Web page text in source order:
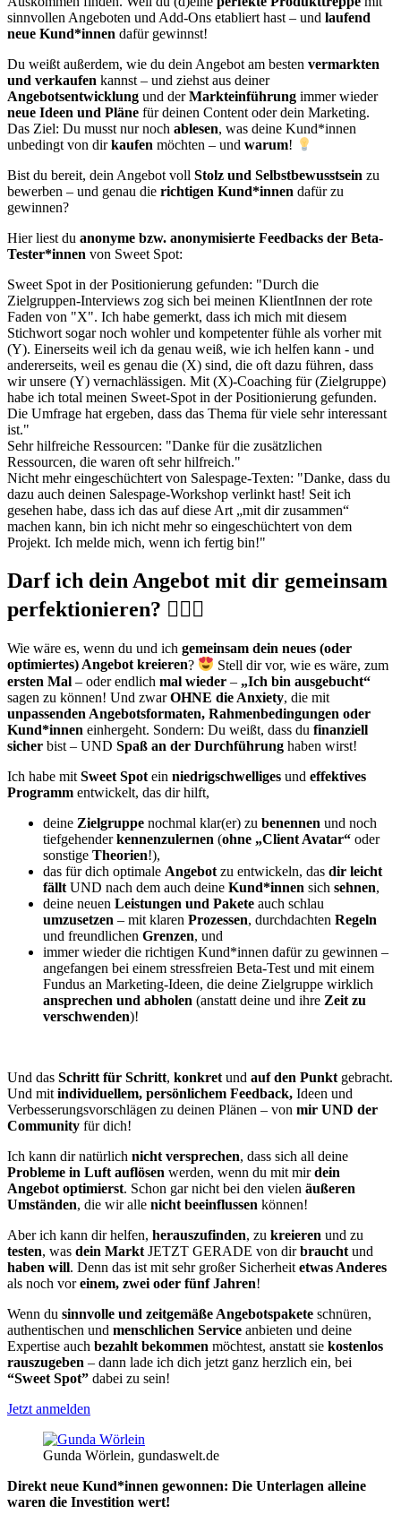
sinnvollen Angeboten und Add-Ons etabliert hast – und laufend
neue Kund*innen dafür gewinnst!
Du weißt außerdem, wie du dein Angebot am besten vermarkten
und verkaufen kannst – und ziehst aus deiner
Angebotsentwicklung und derMarkteinführung immer wieder
neue Ideen und Pläne für deinen Content oder dein Marketing.
Das Ziel: Du musst nur noch ablesen, was deine Kund*innen
unbedingt von dirkaufen möchten – und warum!
Bist du bereit, dein Angebot voll Stolz und Selbstbewusstsein zu
bewerben – und genau die richtigen Kund*innen dafür zu
gewinnen?
Hier liest du anonyme bzw. anonymisierte Feedbacks der Beta-
Tester*innen von Sweet Spot:
Sweet Spot in der Positionierung gefunden: "Durch die
Zielgruppen-Interviews zog sich bei meinen KlientInnen der rote
Faden von "X". Ich habe gemerkt, dass ich mich mit diesem
Stichwort sogar noch wohler und kompetenter fühle als vorher mit
(Y). Einerseits weil ich da genau weiß, wie ich helfen kann - und
andererseits, weil es genau die (X) sind, die oft dazu führen, dass
wir unsere (Y) vernachlässigen. Mit (X)-Coaching für (Zielgruppe)
habe ich total meinen Sweet-Spot in der Positionierung gefunden.
Die Umfrage hat ergeben, dass das Thema für viele sehr interessant
ist."
Sehr hilfreiche Ressourcen: "Danke für die zusätzlichen
Ressourcen, die waren oft sehr hilfreich."
Nicht mehr eingeschüchtert von Salespage-Texten: "Danke, dass du
dazu auch deinen Salespage-Workshop verlinkt hast! Seit ich
gesehen habe, dass ich das auf diese Art „mit dir zusammen“
machen kann, bin ich nicht mehr so eingeschüchtert von dem
Projekt. Ich melde mich, wenn ich fertig bin!"
Darf ich dein Angebot mit dir gemeinsam
perfektionieren? 🙋🏻‍♀️
Wie wäre es, wenn du und ich gemeinsam dein neues (oder
optimiertes) Angebot kreieren?
Stell dir vor, wie es wäre, zum
ersten Mal – oder endlich mal wieder – „Ich bin ausgebucht“
sagen zu können! Und zwarOHNE die Anxiety, die mit
unpassenden Angebotsformaten, Rahmenbedingungen oder
Kund*innen einhergeht. Sondern: Du weißt, dass du finanziell
sicher bist – UND Spaß an der Durchführung haben wirst!
Ich habe mit Sweet Spot ein niedrigschwelliges und effektives
Programm entwickelt, das dir hilft,
deine Zielgruppe nochmal klar(er) zu benennen und noch
tiefgehenderkennenzulernen (ohne „Client Avatar“ oder
sonstige Theorien!),
das für dich optimale Angebot zu entwickeln, das dir leicht
fällt UND nach dem auch deine Kund*innen sich sehnen,
deine neuen Leistungen und Pakete auch schlau
umzusetzen – mit klaren Prozessen, durchdachten Regeln
und freundlichen Grenzen, und
immer wieder die richtigen Kund*innen dafür zu gewinnen –
angefangen bei einem stressfreien Beta-Test und mit einem
Fundus an Marketing-Ideen, die deine Zielgruppe wirklich
ansprechen und abholen (anstatt deine und ihre Zeit zu
verschwenden)!
Und das Schritt für Schritt, konkret und auf den Punkt gebracht.
Und mit individuellem, persönlichem Feedback, Ideen und
Verbesserungsvorschlägen zu deinen Plänen – von mir UND der
Community für dich!
Ich kann dir natürlich nicht versprechen, dass sich all deine
Probleme in Luft auflösen werden, wenn du mit mirdein
Angebot optimierst. Schon gar nicht bei den vielen äußeren
Umständen, die wir alle nicht beeinflussen können!
Aber ich kann dir helfen, herauszufinden, zu kreieren und zu
testen, was dein Markt JETZT GERADE von dirbraucht und
haben will. Denn das ist mit sehr großer Sicherheit etwas Anderes
als noch voreinem, zwei oder fünf Jahren!
Wenn du sinnvolle und zeitgemäße Angebotspakete schnüren,
authentischen und menschlichen Service anbieten und deine
Expertise auch bezahlt bekommen möchtest, anstatt sie kostenlos
rauszugeben – dann lade ich dich jetzt ganz herzlich ein, bei
“Sweet Spot” dabei zu sein!
Jetzt anmelden
Gunda Wörlein, gundaswelt.de
Direkt neue Kund*innen gewonnen: Die Unterlagen alleine
waren die Investition wert!